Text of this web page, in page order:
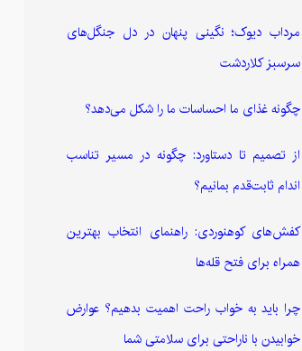
مرداب دیوک؛ نگینی پنهان در دل جنگل‌های
سرسبز کلاردشت
چگونه غذای ما احساسات ما را شکل می‌دهد؟
از تصمیم تا دستاورد: چگونه در مسیر تناسب
اندام ثابت‌قدم بمانیم؟
کفش‌های کوهنوردی: راهنمای انتخاب بهترین
همراه برای فتح قله‌ها
چرا باید به خواب راحت اهمیت بدهیم؟ عوارض
خوابیدن با ناراحتی برای سلامتی شما